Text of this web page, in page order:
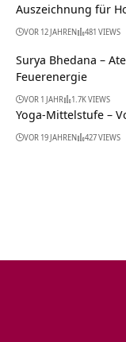
Auszeichnung für
VOR 12 JAHREN 481 VIEWS
Surya Bhedana –
Feuerenergie
VOR 1 JAHR 1.7K VIEWS
Yoga-Mittelstufe –
VOR 19 JAHREN 427 VIEWS